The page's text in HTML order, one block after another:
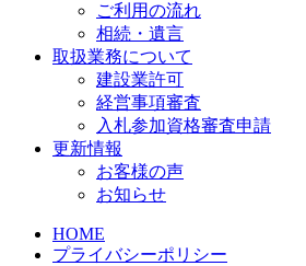
ご利用の流れ
相続・遺言
取扱業務について
建設業許可
経営事項審査
入札参加資格審査申請
更新情報
お客様の声
お知らせ
HOME
プライバシーポリシー